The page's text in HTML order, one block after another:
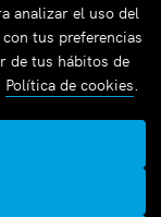
analizar el uso del
tus preferencias
de tus hábitos de
Política de cookies.